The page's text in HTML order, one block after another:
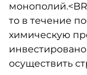
то в течение
химическую
осуществить